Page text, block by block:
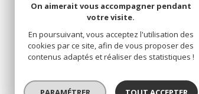
© 2026 |
On aimerait vous accompagner pendant
votre visite.
En poursuivant, vous acceptez l'utilisation des
cookies par ce site, afin de vous proposer des
contenus adaptés et réaliser des statistiques !